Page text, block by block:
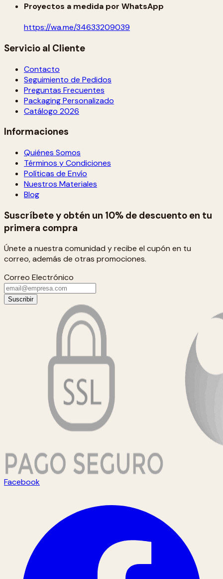
Proyectos a medida por WhatsApp
https://wa.me/34633209039
Servicio al Cliente
Contacto
Seguimiento de Pedidos
Preguntas Frecuentes
Packaging Personalizado
Catálogo 2026
Informaciones
Quiénes Somos
Términos y Condiciones
Políticas de Envío
Nuestros Materiales
Blog
Suscríbete y obtén un 10% de descuento en tu
primera compra
Únete a nuestra comunidad y recibe el cupón en tu
correo, además de otras promociones.
Correo Electrónico
Suscribir
Facebook